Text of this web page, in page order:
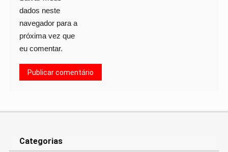
dados neste
navegador para a
próxima vez que
eu comentar.
Categorias